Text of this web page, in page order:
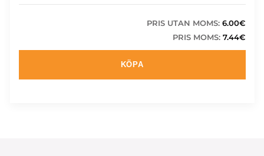
PRIS UTAN MOMS: 6.00€
PRIS MOMS: 7.44€
KÖPA